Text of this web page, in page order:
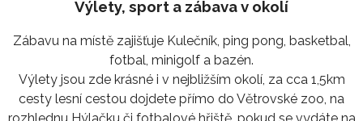
Výlety, sport a zábava v okolí
Zábavu na místě zajišťuje Kulečník, ping pong, basketbal,
fotbal, minigolf a bazén.
Výlety jsou zde krásné i v nejbližším okolí, za cca 1,5km
cesty lesní cestou dojdete přímo do Větrovské zoo, na